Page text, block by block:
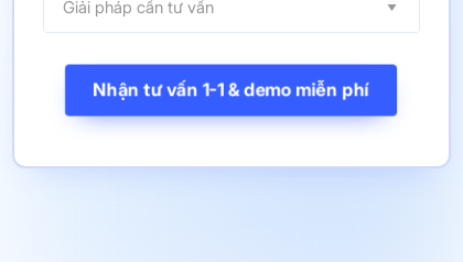
Nhận tư vấn 1-1 & demo miễn phí